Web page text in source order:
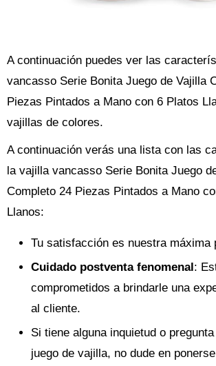
A continuación puedes ver las
vancasso Serie Bonita Juego de Vajilla
Piezas Pintados a Mano con 6 Platos
vajillas de colores.
A continuación verás una lista con las
la vajilla vancasso Serie Bonita Juego
Completo 24 Piezas Pintados a Mano
Llanos:
Tu satisfacción es nuestra máxima
Cuidado postventa fenomenal:
comprometidos a brindarle una
al cliente.
Si tiene alguna inquietud o
juego de vajilla, no dude en